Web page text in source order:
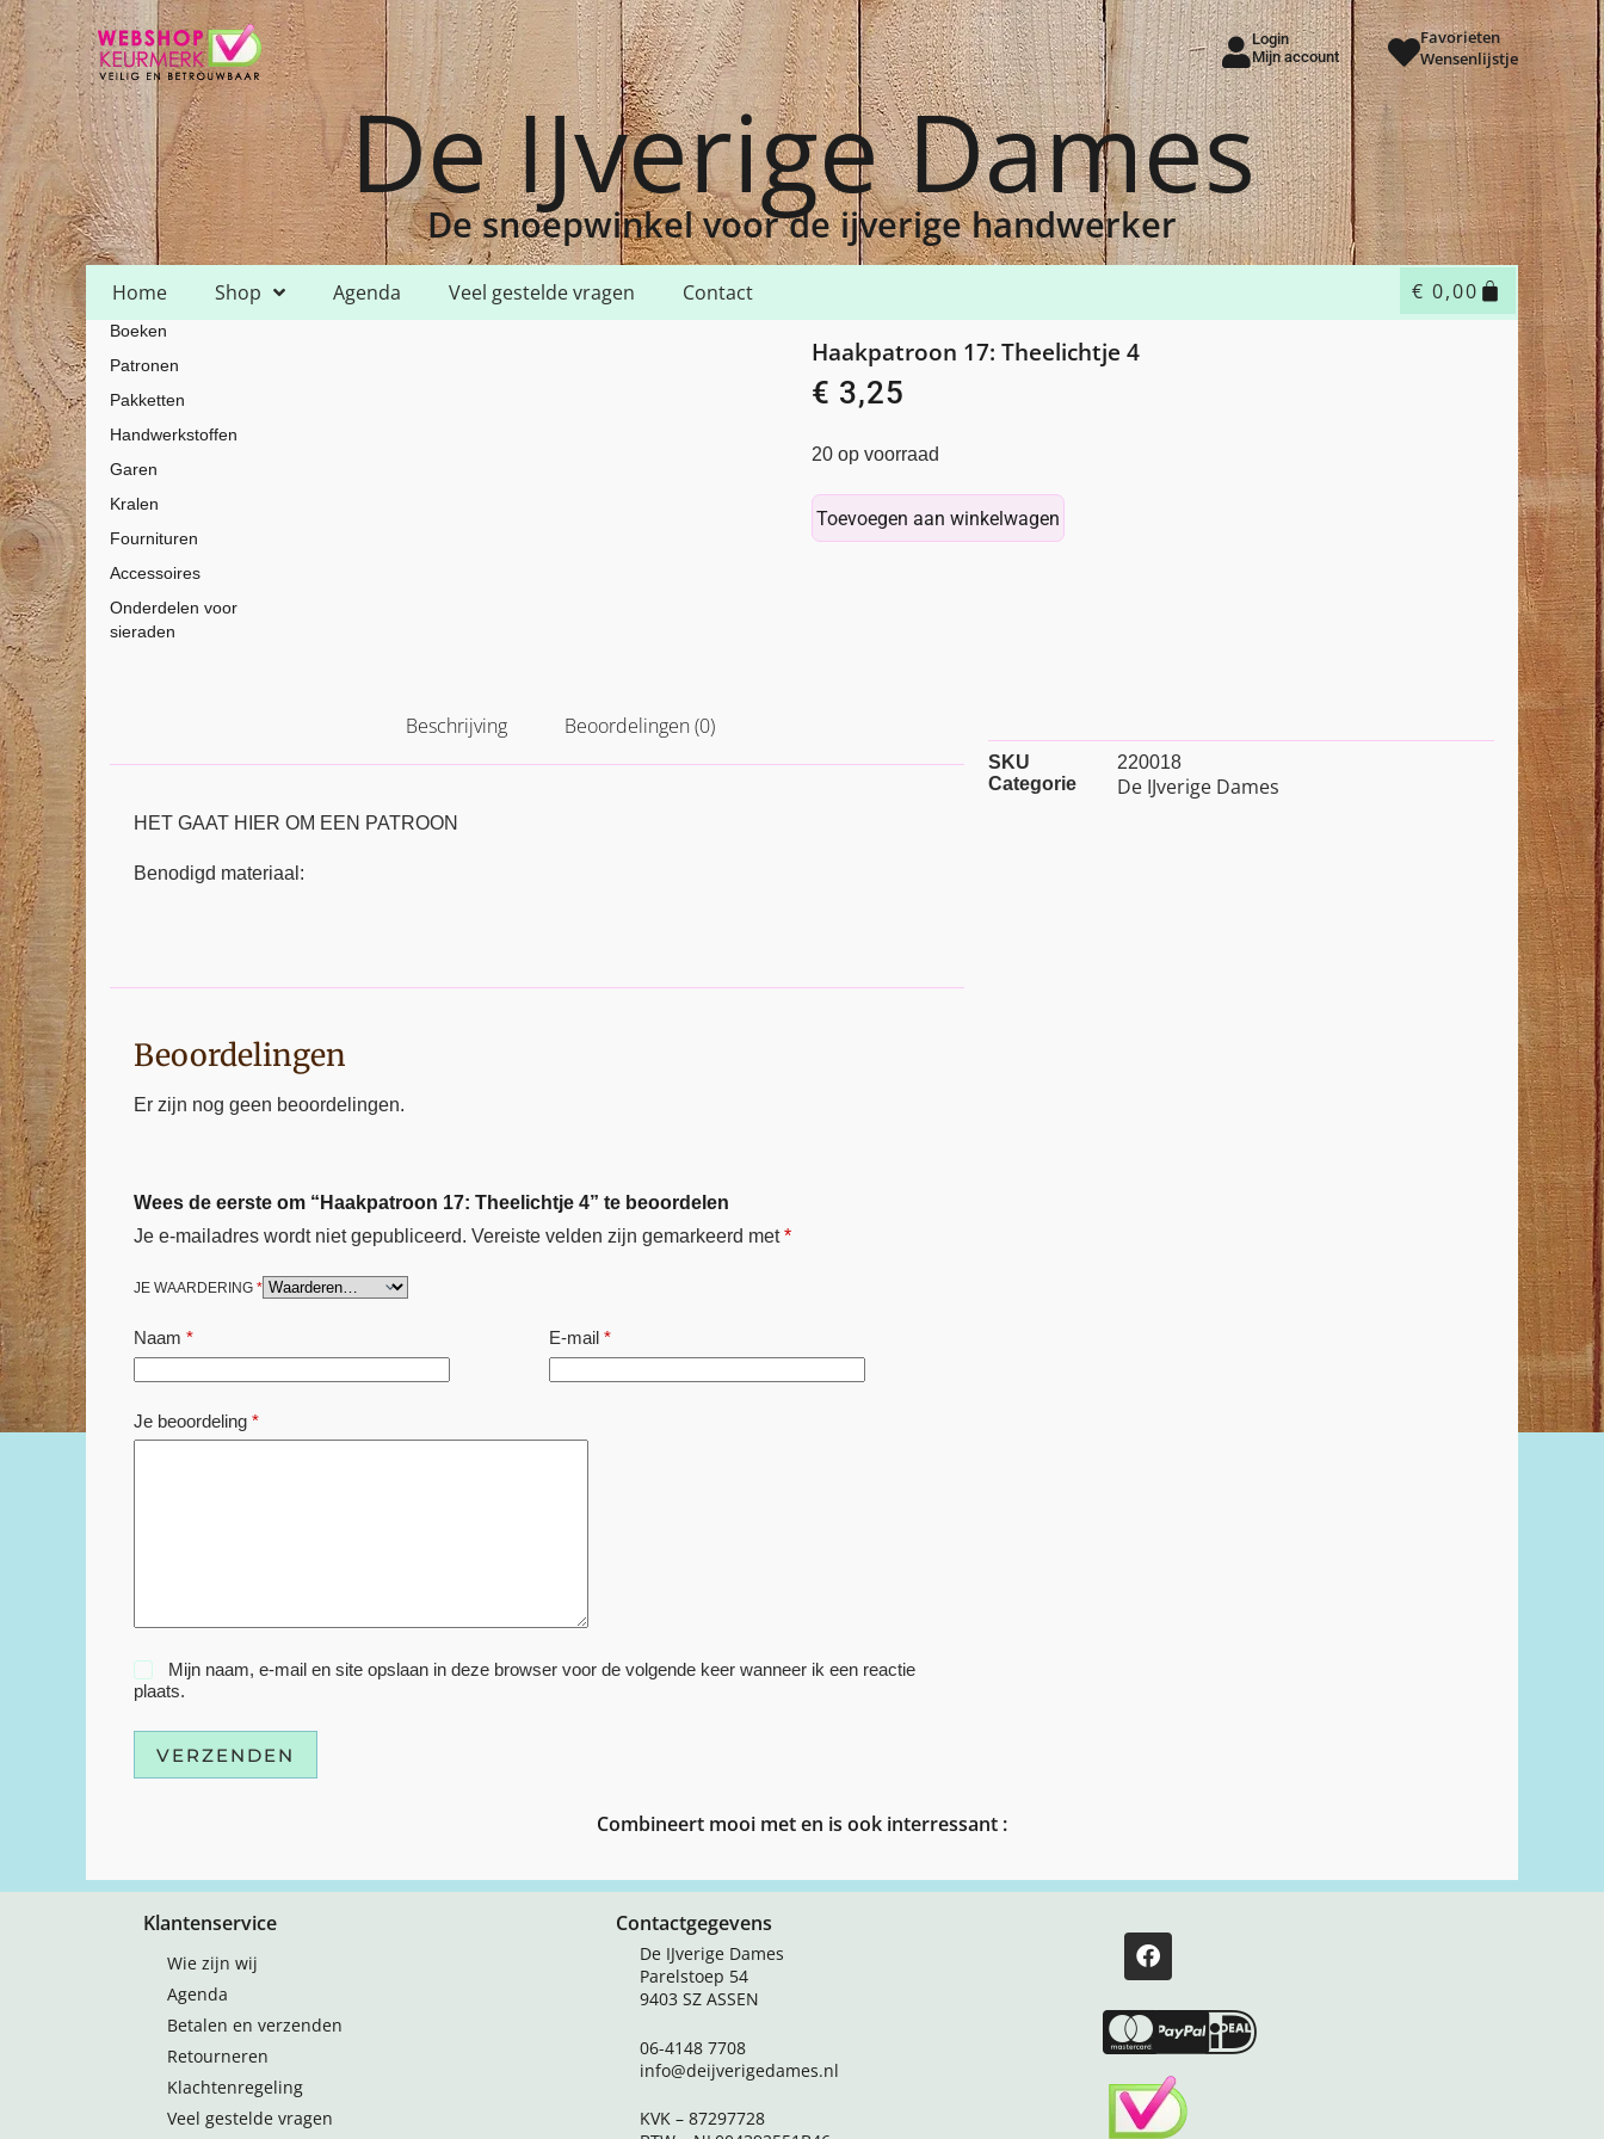
Login
Mijn account
Favorieten
Wensenlijstje
De IJverige Dames
De snoepwinkel voor de ijverige handwerker
Home Shop Agenda Veel gestelde vragen Contact € 0,00
Home Shop
Boeken
Patronen
Pakketten
Handwerkstoffen
Garen
Kralen
Fournituren
Accessoires
Onderdelen voor
sieraden
Haakpatroon 17: Theelichtje 4
€ 3,25
20 op voorraad
Toevoegen aan winkelwagen
Beschrijving Beoordelingen (0)
HET GAAT HIER OM EEN PATROON
Benodigd materiaal:
Beoordelingen
Er zijn nog geen beoordelingen.
Wees de eerste om “Haakpatroon 17: Theelichtje 4” te beoordelen
Je e-mailadres wordt niet gepubliceerd. Vereiste velden zijn gemarkeerd met*
JE WAARDERING *
Naam * E-mail*
Je beoordeling *
Mijn naam, e-mail en site opslaan in deze browser voor de volgende keer wanneer ik een reactie
plaats.
VERZENDEN
SKU
220018
Categorie
De IJverige Dames
Combineert mooi met en is ook interressant :
Klantenservice
Wie zijn wij
Agenda
Betalen en verzenden
Retourneren
Klachtenregeling
Veel gestelde vragen
Contactgegevens
De IJverige Dames
Parelstoep 54
9403 SZ ASSEN
06-4148 7708
info@deijverigedames.nl
KVK – 87297728